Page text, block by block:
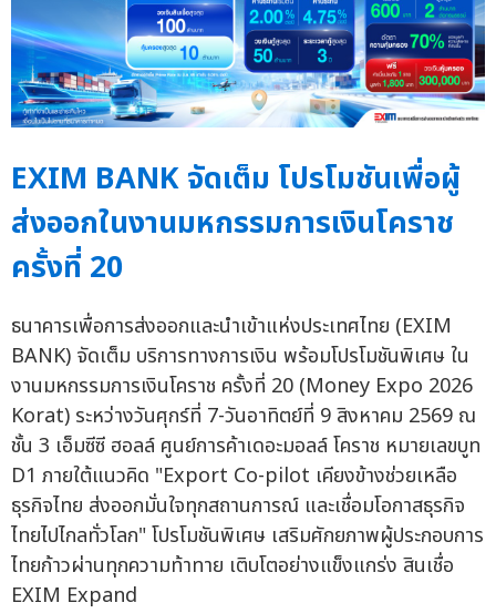
EXIM BANK จัดเต็ม โปรโมชันเพื่อผู้
ส่งออกในงานมหกรรมการเงินโคราช
ครั้งที่ 20
ธนาคารเพื่อการส่งออกและนำเข้าแห่งประเทศไทย (EXIM
BANK) จัดเต็ม บริการทางการเงิน พร้อมโปรโมชันพิเศษ ใน
งานมหกรรมการเงินโคราช ครั้งที่ 20 (Money Expo 2026
Korat) ระหว่างวันศุกร์ที่ 7-วันอาทิตย์ที่ 9 สิงหาคม 2569 ณ
ชั้น 3 เอ็มซีซี ฮอลล์ ศูนย์การค้าเดอะมอลล์ โคราช หมายเลขบูท
D1 ภายใต้แนวคิด "Export Co-pilot เคียงข้างช่วยเหลือ
ธุรกิจไทย ส่งออกมั่นใจทุกสถานการณ์ และเชื่อมโอกาสธุรกิจ
ไทยไปไกลทั่วโลก" โปรโมชันพิเศษ เสริมศักยภาพผู้ประกอบการ
ไทยก้าวผ่านทุกความท้าทาย เติบโตอย่างแข็งแกร่ง สินเชื่อ
EXIM Expand